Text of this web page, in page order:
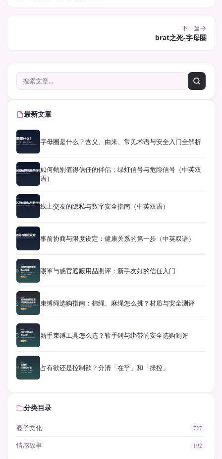
下一篇
brat之死-字母圈
最新文章
字母圈是什么？含义、由来、常见术语与安全入门全解析
如何甄别值得信任的伴侣：绿灯信号与危险信号（中英双
语）
线上交友的隐私与数字安全指南（中英双语）
事前协商与限度设定：健康关系的第一步（中英双语）
眼罩与感官遮蔽用品测评：新手友好的信任入门
束缚绳选购指南：棉绳、麻绳怎么挑？材质与安全测评
新手束缚工具怎么选？软手铐与绑带的安全选购测评
占有欲还是控制欲？分清「在乎」和「操控」
分类目录
圈子文化 727
情感故事 192